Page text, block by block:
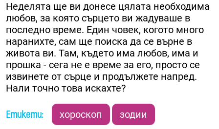
Неделята ще ви донесе цялата необходима
любов, за която сърцето ви жадуваше в
последно време. Един човек, когото много
наранихте, сам ще поиска да се върне в
живота ви. Там, където има любов, има и
прошка - сега не е време за его, просто се
извинете от сърце и продължете напред.
Нали точно това искахте?
Етикети: хороскоп зодии